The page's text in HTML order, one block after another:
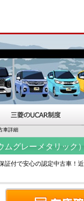
車詳細
グレーメタリック）
付で安心の認定中古車！